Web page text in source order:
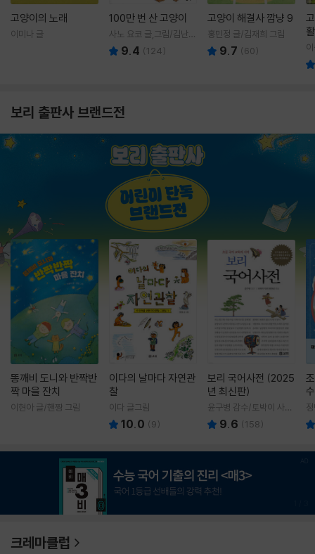
고양이의 노래
이미나 글
100만 번 산 고양이
사노 요코 글,그림/김난주
역 9.4 (124)
고양이 해결사 깜냥 9
홍민정 글/김재희 그림
9.7 (60)
보리 출판사 브랜드전
똥깨비 도니와 반짝반
짝 마을 잔치
이현아 글/핸짱 그림
이다의 날마다 자연관
찰
이다 글그림
10.0 (9)
보리 국어사전 (2025
년 최신판)
윤구병 감수/토박이 사전
편찬실 편
9.6 (158)
크레마클럽